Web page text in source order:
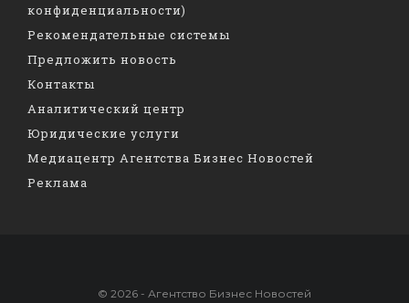
конфиденциальности)
Рекомендательные системы
Предложить новость
Контакты
Аналитический центр
Юридические услуги
Медиацентр Агентства Бизнес Новостей
Реклама
© 2026 - Агентство Бизнес Новостей